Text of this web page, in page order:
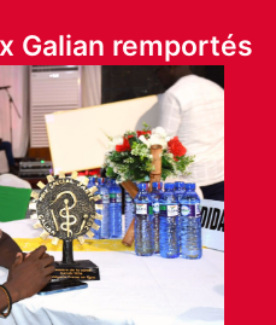
Galian remportés